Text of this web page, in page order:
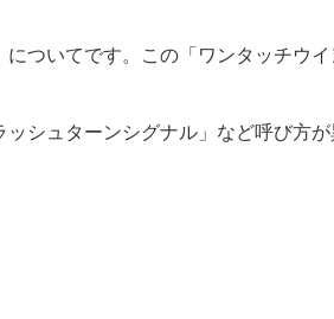
ついてです。この「ワンタッチウ
シュターンシグナル」など呼び方が